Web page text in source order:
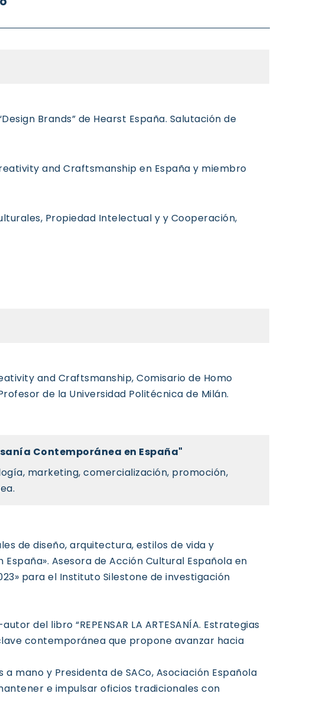
Brands” de Hearst España. Salutación de
and Craftsmanship en España y miembro
Propiedad Intelectual y y Cooperación,
and Craftsmanship, Comisario de Homo
de la Universidad Politécnica de Milán.
Contemporánea en España"
marketing, comercialización, promoción,
de diseño, arquitectura, estilos de vida y
Asesora de Acción Cultural Española en
para el Instituto Silestone de investigación
del libro “REPENSAR LA ARTESANÍA. Estrategias
contemporánea que propone avanzar hacia
mano y Presidenta de SACo, Asociación Española
e impulsar oficios tradicionales con